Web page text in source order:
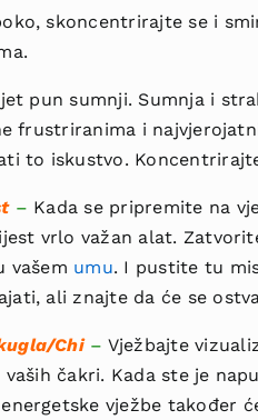
skoncentrirajte se i
pun sumnji. Sumnja i
frustriranima i
to iskustvo.
– Kada se pripremite na
vrlo važan alat.
vašem umu. I pustite tu
ali znajte da će se
Chi – Vježbajte
vaših čakri. Kada ste je
vježbe također